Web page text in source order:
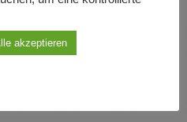
akzeptieren